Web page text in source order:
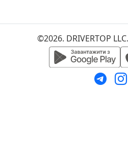
©2026. DRIVERTOP